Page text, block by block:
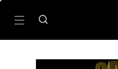
Menú